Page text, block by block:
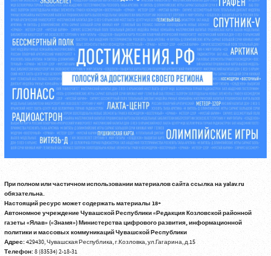
При полном или частичном использовании материалов сайта ссылка на yalav.ru
обязательна.
Настоящий ресурс может содержать материалы 18+
Автономное учреждение Чувашской Республики «Редакция Козловской районной
газеты «Ялав» («Знамя») Министерства цифрового развития, информационной
политики и массовых коммуникаций Чувашской Республики
Адрес:429430, Чувашская Республика, г.Козловка, ул.Гагарина, д.15
Телефон:8 (83534) 2-18-31